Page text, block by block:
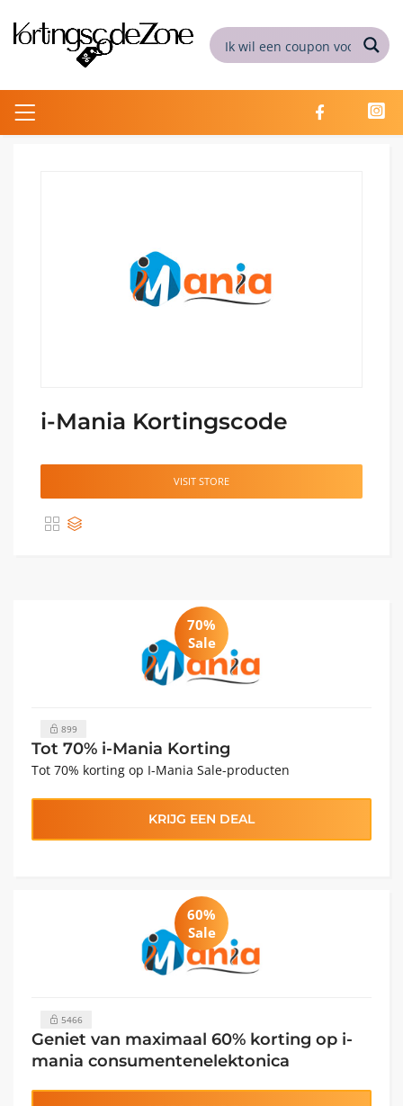
i-Mania Kortingscode
VISIT STORE
70%
Sale
899
Tot 70% i-Mania Korting
Tot 70% korting op I-Mania Sale-producten
KRIJG EEN DEAL
60%
Sale
5466
Geniet van maximaal 60% korting op i-
mania consumentenelektonica